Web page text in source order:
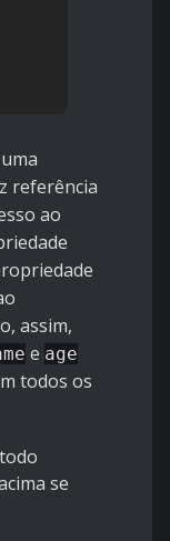
referência
ao
assim,
e age
todos os
se